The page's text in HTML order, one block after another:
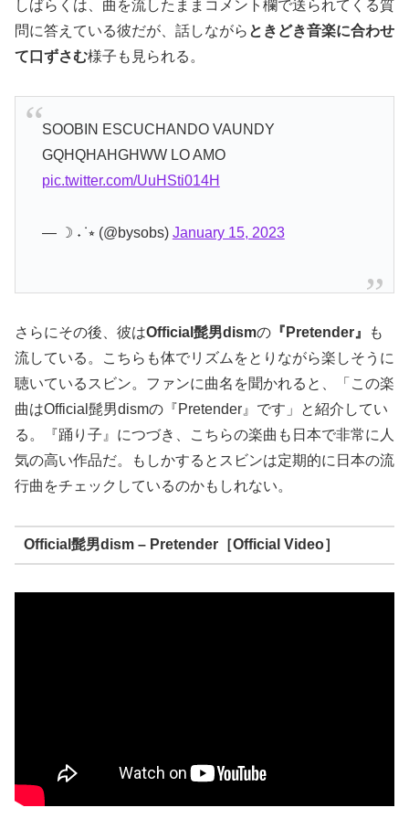
しばらくは、曲を流したままコメント欄で送られてくる質
問に答えている彼だが、話しながら ときどき音楽に合わせ
て口ずさむ様子も見られる。
SOOBIN ESCUCHANDO VAUNDY
GQHQHAHGHWW LO AMO
pic.twitter.com/UuHSti014H
— ☽ ˖ ݁ ⭒ (@bysobs) January 15, 2023
さらにその後、彼はOfficial髭男dismの 『Pretender』
も
流している。こちらも体でリズムをとりながら楽しそうに
聴いているスビン。ファンに曲名を聞かれると、「この楽
曲はOfficial髭男dismの『Pretender』です」と紹介してい
る。『踊り子』につづき、こちらの楽曲も日本で非常に人
気の高い作品だ。もしかするとスビンは定期的に日本の流
行曲をチェックしているのかもしれない。
Official髭男dism – Pretender［Official Video］